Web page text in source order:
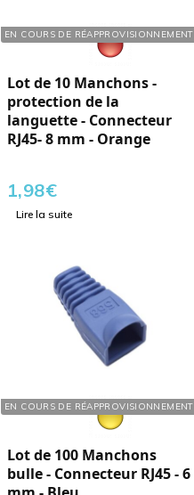
EN COURS DE RÉAPPROVISIONNEMENT
Réf. : 110406
Lot de 10 Manchons -
protection de la
languette - Connecteur
RJ45- 8 mm - Orange
1,98€
Lire la suite
EN COURS DE RÉAPPROVISIONNEMENT
Réf. : 110302
Lot de 100 Manchons
bulle - Connecteur RJ45 - 6